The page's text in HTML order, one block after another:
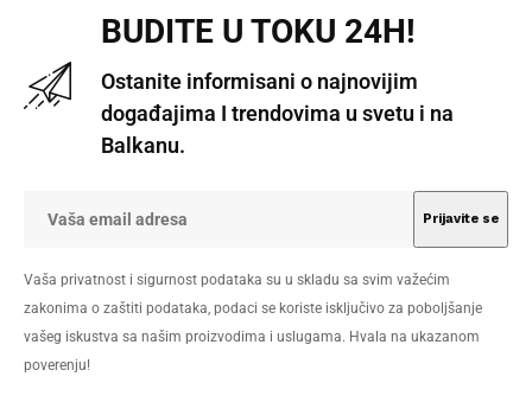
BUDITE U TOKU 24H!
Ostanite informisani o najnovijim
događajima I trendovima u svetu i na
Balkanu.
Vaša privatnost i sigurnost podataka su u skladu sa svim važećim
zakonima o zaštiti podataka, podaci se koriste isključivo za poboljšanje
vašeg iskustva sa našim proizvodima i uslugama. Hvala na ukazanom
poverenju!